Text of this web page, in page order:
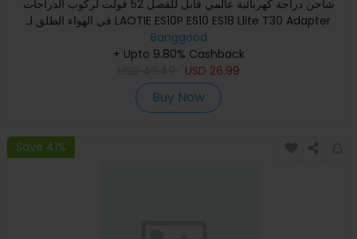
شاحن دراجة كهربائية عالمي قابل للفصل 52 فولت لركوب الدراجات
في الهواء الطلق لـ LAOTIE ES10P ES10 ES18 Llite T30 Adapter
Banggood
+ Upto 9.80% Cashback
USD 26.99
Buy Now
Save 41%